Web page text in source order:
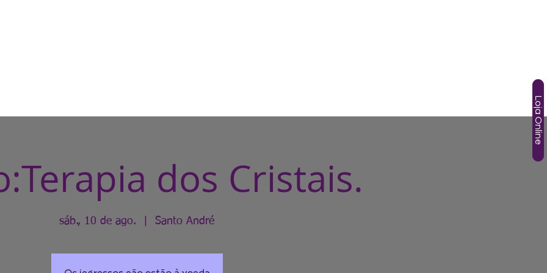
Loja Online
dos Cristais.
sáb., 10 de ago. Santo André